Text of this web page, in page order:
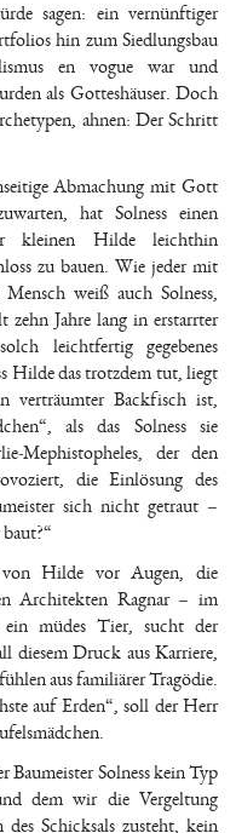
sagen: ein vernünftiger
hin zum Siedlungsbau
en vogue war und
als Gotteshäuser. Doch
ahnen: Der Schritt
Abmachung mit Gott
hat Solness einen
kleinen Hilde leichthin
zu bauen. Wie jeder mit
Mensch weiß auch Solness,
zehn Jahre lang in erstarrter
leichtfertig gegebenes
Hilde das trotzdem tut, liegt
verträumter Backfisch ist,
als das Solness sie
Mephistopheles, der den
die Einlösung des
sich nicht getraut –
von Hilde vor Augen, die
Architekten Ragnar – im
müdes Tier, sucht der
diesem Druck aus Karriere,
aus familiärer Tragödie.
auf Erden“, soll der Herr
Baumeister Solness kein Typ
dem wir die Vergeltung
Schicksals zusteht, kein